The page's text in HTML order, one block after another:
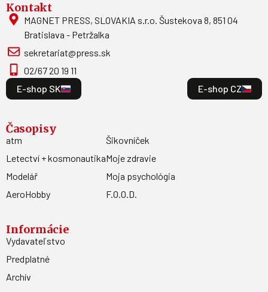
Kontakt
MAGNET PRESS, SLOVAKIA s.r.o. Šustekova 8, 851 04
Bratislava - Petržalka
sekretariat@press.sk
02/67 20 19 11
E-shop SK
E-shop CZ
Časopisy
atm
Letectví + kosmonautika
Modelář
AeroHobby
Šikovníček
Moje zdravie
Moja psychológia
F.O.O.D.
Informácie
Vydavateľstvo
Predplatné
Archív